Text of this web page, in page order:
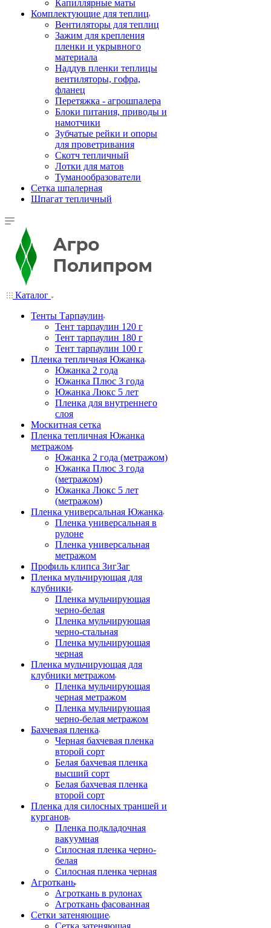
Капиллярные маты
Комплектующие для теплиц
Вентиляторы для теплиц
Зажим для крепления
пленки и укрывного
материала
Наддув пленки теплицы
вентиляторы, гофра,
фланец
Перетяжка - агрошпалера
Блоки питания, приводы и
намотчики
Зубчатые рейки и опоры
для проветривания
Скотч тепличный
Лотки для матов
Туманообразователи
Сетка шпалерная
Шпагат тепличный
Каталог
Тенты Тарпаулин
Тент тарпаулин 120 г
Тент тарпаулин 180 г
Тент тарпаулин 100 г
Пленка тепличная Южанка
Южанка 2 года
Южанка Плюс 3 года
Южанка Люкс 5 лет
Пленка для внутреннего
слоя
Москитная сетка
Пленка тепличная Южанка
метражом
Южанка 2 года (метражом)
Южанка Плюс 3 года
(метражом)
Южанка Люкс 5 лет
(метражом)
Пленка универсальная Южанка
Пленка универсальная в
рулоне
Пленка универсальная
метражом
Профиль клипса ЗигЗаг
Пленка мульчирующая для
клубники
Пленка мульчирующая
черно-белая
Пленка мульчирующая
черно-стальная
Пленка мульчирующая
черная
Пленка мульчирующая для
клубники метражом
Пленка мульчирующая
черная метражом
Пленка мульчирующая
черно-белая метражом
Бахчевая пленка
Черная бахчевая пленка
второй сорт
Белая бахчевая пленка
высший сорт
Белая бахчевая пленка
второй сорт
Пленка для силосных траншей и
курганов
Пленка подкладочная
вакуумная
Силосная пленка черно-
белая
Силосная пленка черная
Агроткань
Агроткань в рулонах
Агроткань фасованная
Сетки затеняющие
Сетка затеняющая